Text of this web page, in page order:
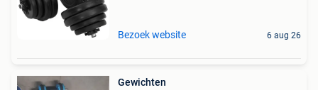
Bezoek website 6 aug 26
Gewichten